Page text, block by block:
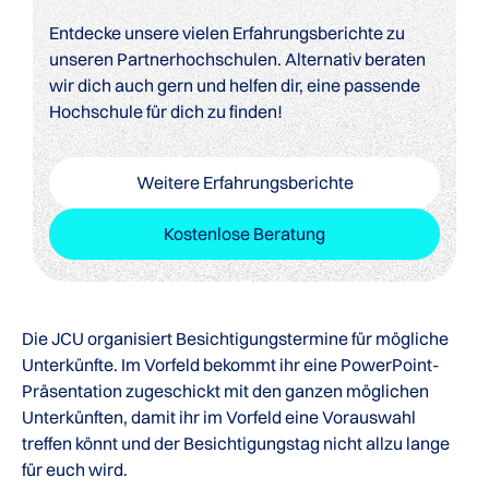
Entdecke unsere vielen Erfahrungsberichte zu
unseren Partnerhochschulen. Alternativ beraten
wir dich auch gern und helfen dir, eine passende
Hochschule für dich zu finden!
Weitere Erfahrungsberichte
Kostenlose Beratung
Die JCU organisiert Besichtigungstermine für mögliche
Unterkünfte. Im Vorfeld bekommt ihr eine PowerPoint-
Präsentation zugeschickt mit den ganzen möglichen
Unterkünften, damit ihr im Vorfeld eine Vorauswahl
treffen könnt und der Besichtigungstag nicht allzu lange
für euch wird.